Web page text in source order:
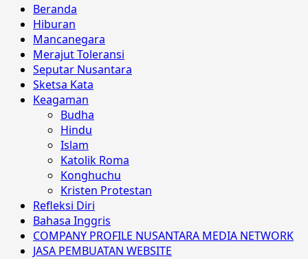
Beranda
Hiburan
Mancanegara
Merajut Toleransi
Seputar Nusantara
Sketsa Kata
Keagaman
Budha
Hindu
Islam
Katolik Roma
Konghuchu
Kristen Protestan
Refleksi Diri
Bahasa Inggris
COMPANY PROFILE NUSANTARA MEDIA NETWORK
JASA PEMBUATAN WEBSITE